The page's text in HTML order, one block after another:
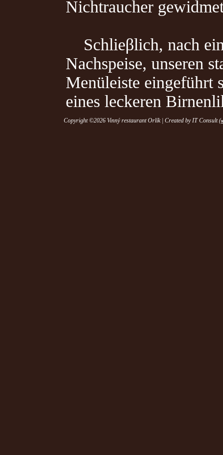
Nichtraucher
Schlieβlich, nach
Nachspeise, unseren
Menüleiste eingeführt
eines leckeren
Copyright ©2026 Vinný restaurant Orlík | Created by IT Consult (